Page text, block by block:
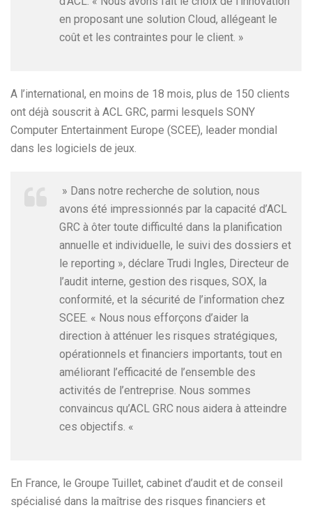
en proposant une solution Cloud, allégeant le
coût et les contraintes pour le client. »
A l’international, en moins de 18 mois, plus de 150 clients
ont déjà souscrit à ACL GRC, parmi lesquels SONY
Computer Entertainment Europe (SCEE), leader mondial
dans les logiciels de jeux.
» Dans notre recherche de solution, nous
avons été impressionnés par la capacité d’ACL
GRC à ôter toute difficulté dans la planification
annuelle et individuelle, le suivi des dossiers et
le reporting », déclare Trudi Ingles, Directeur de
l’audit interne, gestion des risques, SOX, la
conformité, et la sécurité de l’information chez
SCEE. « Nous nous efforçons d’aider la
direction à atténuer les risques stratégiques,
opérationnels et financiers importants, tout en
améliorant l’efficacité de l’ensemble des
activités de l’entreprise. Nous sommes
convaincus qu’ACL GRC nous aidera à atteindre
ces objectifs. «
En France, le Groupe Tuillet, cabinet d’audit et de conseil
spécialisé dans la maîtrise des risques financiers et